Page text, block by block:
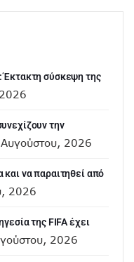
Έκτακτη σύσκεψη της
την
2026
και να παραιτηθεί από
2026
της FIFA έχει
2026